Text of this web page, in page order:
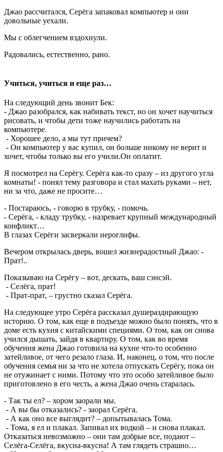
Джао рассчитался, Серёга запаковал компьютер и они
довольные уехали.
Мы с облегчением вздохнули.
Радовались, естественно, рано.
Учиться, учиться и еще раз…
На следующий день звонит Бек:
- Джао разобрался, как набивать текст, но он хочет научиться
рисовать, и чтобы дети тоже научились работать на
компьютере.
- Хорошее дело, а мы тут причем?
- Он компьютер у вас купил, он больше никому не верит и
хочет, чтобы только вы его учили.Он оплатит.
Я посмотрел на Серёгу. Серёга как-то сразу – из другого угла
комнаты! - понял тему разговора и стал махать руками – нет,
ни за что, даже не просите…
- Постараюсь, - говорю в трубку, - помочь.
- Серёга, - кладу трубку, - назревает крупный международный
конфликт…
В глазах Серёги засверкали иероглифы.
Вечером открылась дверь, вошел жизнерадостный Джао: -
Прат!..
Показываю на Серёгу – вот, дескать, ваш сэнсэй.
- Селёга, прат!
- Прат-прат, – грустно сказал Серёга.
На следующее утро Серёга рассказал душераздирающую
историю. О том, как еще в подъезде можно было понять, что в
доме есть кухня с китайскими специями. О том, как он снова
учился дышать, зайдя в квартиру. О том, как во время
обучения жена Джао готовила на кухне что-то особенно
затейливое, от чего резало глаза. И, наконец, о том, что после
обучения семья ни за что не хотела отпускать Серёгу, пока он
не отужинает с ними. Потому что это особо затейливое было
приготовлено в его честь, а жена Джао очень старалась.
- Так ты ел? – хором заорали мы.
- А вы бы отказались? - заорал Серёга.
- А как оно все выглядит? – допытывалась Тома.
- Тома, я ел и плакал. Запивал их водкой – и снова плакал.
Отказаться невозможно – они там добрые все, подают –
Селёга-Селёга, вкусна-вкусна! А там глядеть страшно…